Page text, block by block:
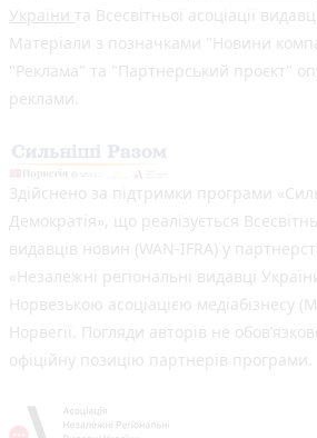
України та Всесвітньої асоціації
Матеріали з позначками "Новини
"Реклама" та "Партнерський проєкт"
реклами.
Здійснено за підтримки програми
Демократія», що реалізується
видавців новин (WAN-IFRA) у
«Незалежні регіональні видавці
Норвезькою асоціацією медіабізнесу
Норвегії. Погляди авторів не
офіційну позицію партнерів програми.